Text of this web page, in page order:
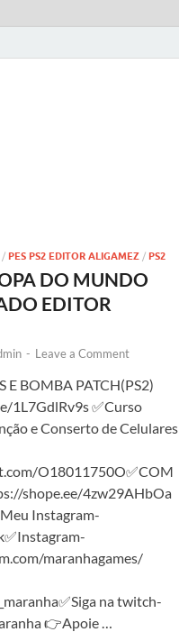
/ PES PS2 EDITOR ALIGAMEZ / PS2
DO MUNDO
EDITOR
- Leave a Comment
E BOMBA PATCH(PS2)
1L7GdlRv9s ✅Curso
e Conserto de Celulares
O18011750O✅COM
shope.ee/4zw29AHbOa
Instagram-
maranhagames/
na twitch-
👉Apoie …